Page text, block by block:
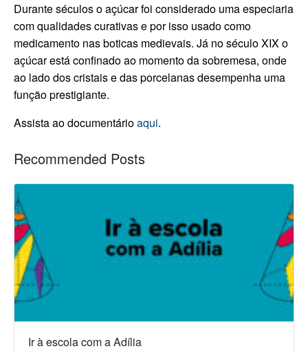
Durante séculos o açúcar foi considerado uma especiaria
com qualidades curativas e por isso usado como
medicamento nas boticas medievais. Já no século XIX o
açúcar está confinado ao momento da sobremesa, onde
ao lado dos cristais e das porcelanas desempenha uma
função prestigiante.
Assista ao documentárioaqui.
Recommended Posts
Ir à escola com a Adília